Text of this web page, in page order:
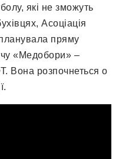
які не зможуть
Асоціація
пряму
«Медобори» –
Вона розпочнеться о